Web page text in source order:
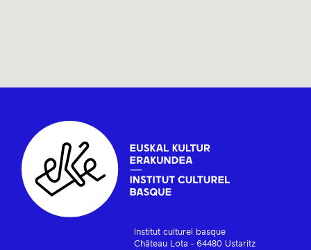
Institut culturel basque
Château Lota - 64480 Ustaritz